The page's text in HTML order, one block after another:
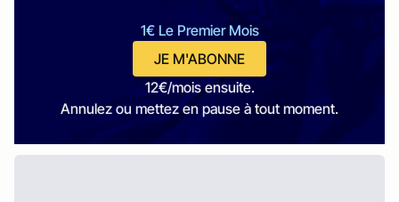
1€ Le Premier Mois
JE M'ABONNE
12€/mois ensuite.
Annulez ou mettez en pause à tout moment.